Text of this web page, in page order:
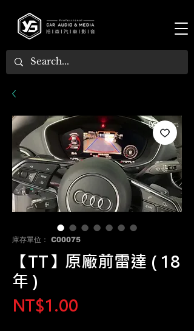
庫存單位： C00075
【TT】原廠前雷達 ( 18
年 )
NT$1.00